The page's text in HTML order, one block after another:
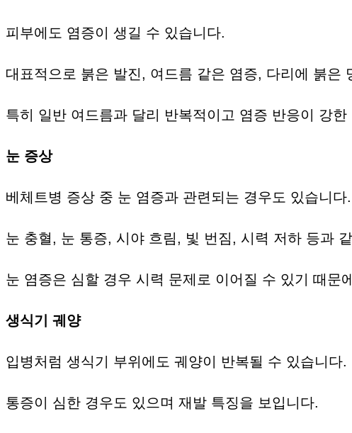
피부에도 염증이 생길 수 있습니다.
대표적으로 붉은 발진, 여드름 같은 염증, 다리에 붉
특히 일반 여드름과 달리 반복적이고 염증 반응이 강한
눈 증상
베체트병 증상 중 눈 염증과 관련되는 경우도 있습니다.
눈 충혈, 눈 통증, 시야 흐림, 빛 번짐, 시력 저하 등과
눈 염증은 심할 경우 시력 문제로 이어질 수 있기 때문
생식기 궤양
입병처럼 생식기 부위에도 궤양이 반복될 수 있습니다.
통증이 심한 경우도 있으며 재발 특징을 보입니다.